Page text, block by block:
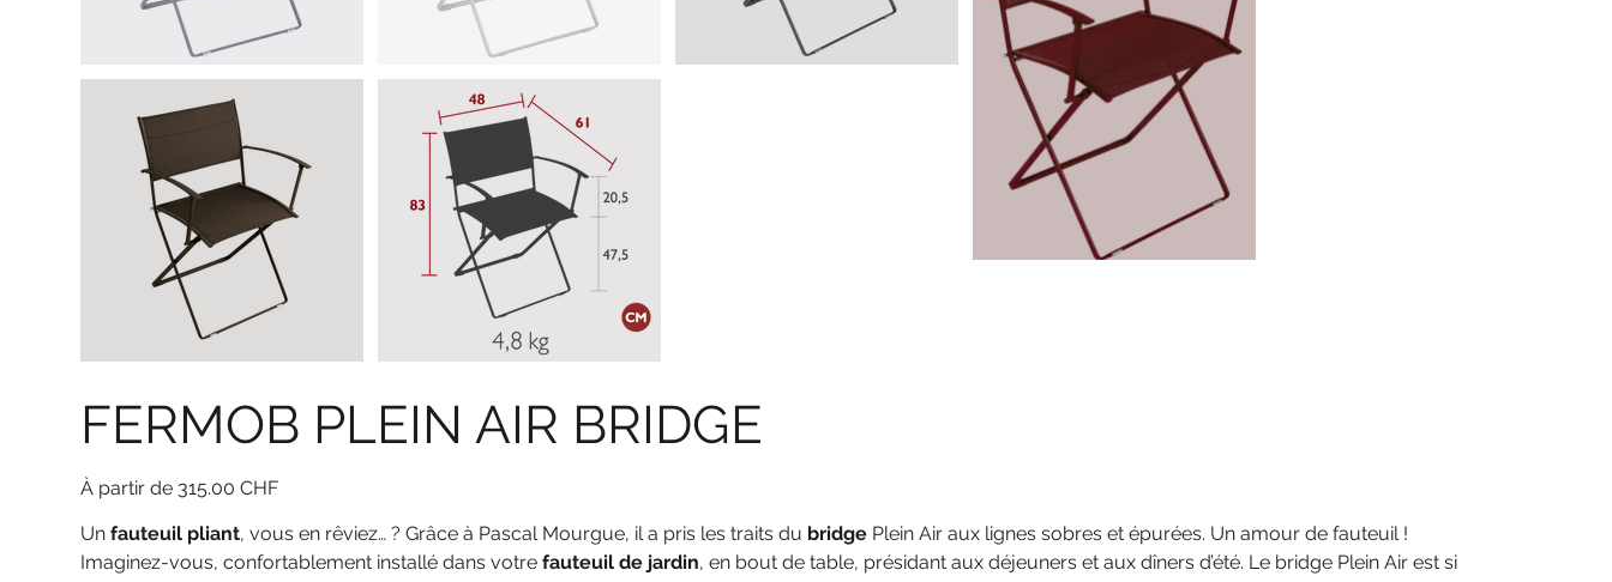
FERMOB PLEIN AIR BRIDGE
Prix
315.00 CHF
Unfauteuil pliant, vous en rêviez… ? Grâce à Pascal Mourgue, il a pris les traits du bridge Plein Air aux lignes sobres et épurées. Un amour de fauteuil !
Imaginez-vous, confortablement installé dans votrefauteuil de jardin, en bout de table, présidant aux déjeuners et aux dîners d’été. Le bridge Plein Air est si